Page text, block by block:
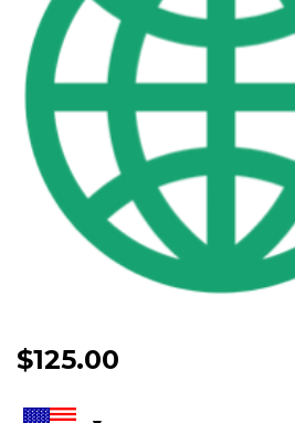
$125.00